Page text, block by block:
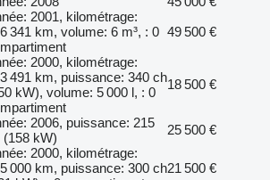
2001, kilométrage:
341 km, volume: 6 m³, : 0 49 500 €
2000, kilométrage:
491 km, puissance: 340 ch
kW), volume: 5 000 l, : 0
18 500 €
2006, puissance: 215
(158 kW)
25 500 €
2000, kilométrage:
000 km, puissance: 300 ch21 500 €